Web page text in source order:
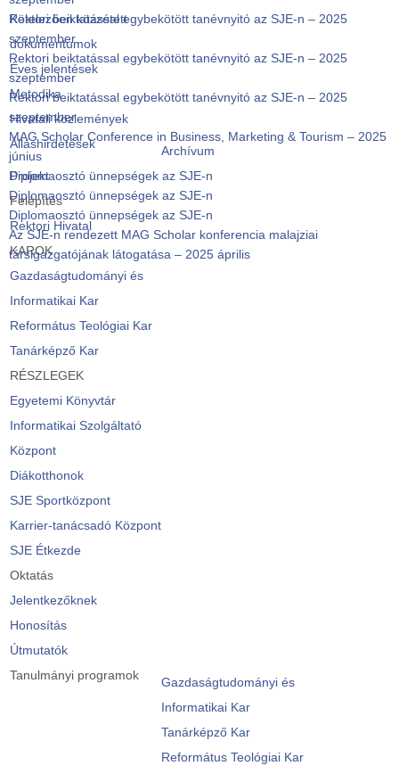
Kötelezően közzétett
dokumentumok
Éves jelentések
Metodika
Hivatali közlemények
Álláshirdetések
Archívum
Projekt
Felépítés
Rektori Hivatal
KAROK
Gazdaságtudományi és
Informatikai Kar
Református Teológiai Kar
Tanárképző Kar
RÉSZLEGEK
Egyetemi Könyvtár
Informatikai Szolgáltató
Központ
Diákotthonok
SJE Sportközpont
Karrier-tanácsadó Központ
SJE Étkezde
Oktatás
Jelentkezőknek
Honosítás
Útmutatók
Tanulmányi programok
Gazdaságtudományi és
Informatikai Kar
Tanárképző Kar
Református Teológiai Kar
Rektori beiktatással egybekötött tanévnyitó az SJE-n – 2025
szeptember
Rektori beiktatással egybekötött tanévnyitó az SJE-n – 2025
szeptember
Rektori beiktatással egybekötött tanévnyitó az SJE-n – 2025
szeptember
MAG Scholar Conference in Business, Marketing & Tourism – 2025
június
Diplomaosztó ünnepségek az SJE-n
Diplomaosztó ünnepségek az SJE-n
Diplomaosztó ünnepségek az SJE-n
Az SJE-n rendezett MAG Scholar konferencia malajziai
társigazgatójának látogatása – 2025 április